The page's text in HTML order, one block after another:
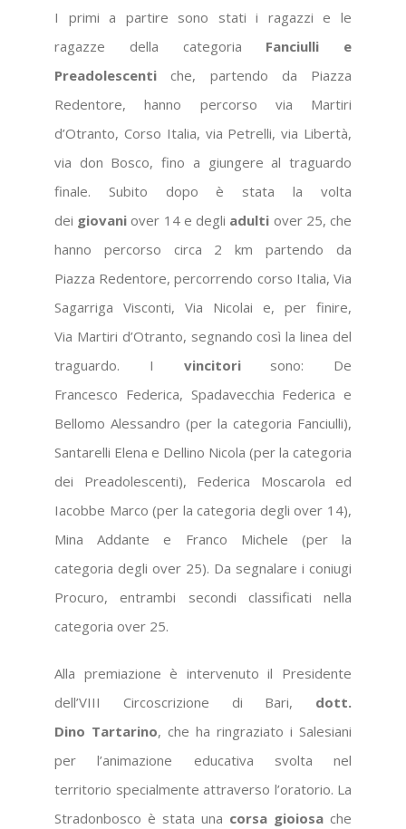
I primi a partire sono stati i ragazzi e le
ragazze della categoria Fanciulli e
Preadolescenti che, partendo da Piazza
Redentore, hanno percorso via Martiri
d’Otranto, Corso Italia, via Petrelli, via Libertà,
via don Bosco, fino a giungere al traguardo
finale. Subito dopo è stata la volta
dei giovani over 14 e degli adulti over 25, che
hanno percorso circa 2 km partendo da
Piazza Redentore, percorrendo corso Italia, Via
Sagarriga Visconti, Via Nicolai e, per finire,
Via Martiri d’Otranto, segnando così la linea del
traguardo. I vincitorisono: De
Francesco Federica, Spadavecchia Federica e
Bellomo Alessandro (per la categoria Fanciulli),
Santarelli Elena e Dellino Nicola (per la categoria
dei Preadolescenti), Federica Moscarola ed
Iacobbe Marco (per la categoria degli over 14),
Mina Addante e Franco Michele (per la
categoria degli over 25). Da segnalare i coniugi
Procuro, entrambi secondi classificati nella
categoria over 25.
Alla premiazione è intervenuto il Presidente
dell’VIII Circoscrizione di Bari, dott.
Dino Tartarino, che ha ringraziato i Salesiani
per l’animazione educativa svolta nel
territorio specialmente attraverso l’oratorio. La
Stradonbosco è stata una corsa gioiosa che